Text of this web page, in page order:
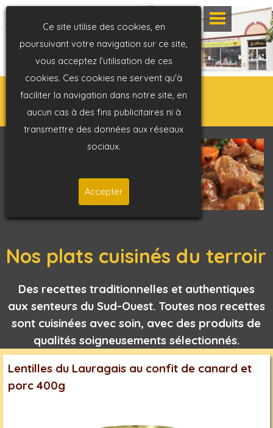
Nos plats cuisinés du terroir
Des recettes traditionnelles et authentiques
aux senteurs du Sud-Ouest. Toutes nos recettes
sont cuisinées avec soin, avec des produits de
qualités soigneusements sélectionnés.
Lentilles du Lauragais au confit de canard et
porc 400g
Ce site utilise des cookies, en
poursuivant votre navigation sur ce site,
vous acceptez l’utilisation de ces
cookies. Ces cookies ne servent qu'à
faciliter la navigation dans notre site, en
aucun cas à des fins publicitaires ni à
transmettre des données aux réseaux
sociaux.
Accepter